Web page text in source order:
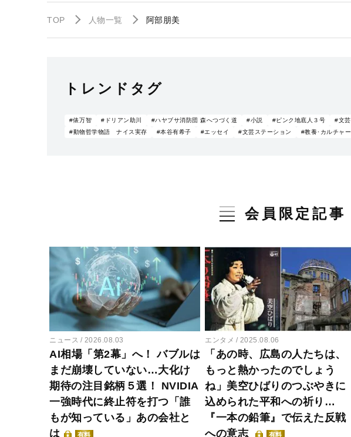
TOP 人物一覧 阿部朋美
トレンドタグ
#俵万智 #ドリアン助川 #ハヤブサ消防団 森へつづく道 #小説 #ピンク地底人３号 #文芸
#動物哲学物語 ナイス実存
#本谷有希子 #エッセイ #文芸ステーション #教養･カルチャー
会員限定記事
ニュース 2026.08.03
AI相場「第2幕」へ！ バブルは
まだ崩壊していない…大化け
期待の注目銘柄５選！ NVIDIA
一強時代に終止符を打つ「誰
もが知っている」あの会社と
は
有料
エンタメ 2025.08.06
「あの時、広島の人たちは、
もっと熱かったのでしょう
ね」美空ひばりのつぶやきに
込められた平和への祈り…
『一本の鉛筆』で伝えた反戦
への意志
有料